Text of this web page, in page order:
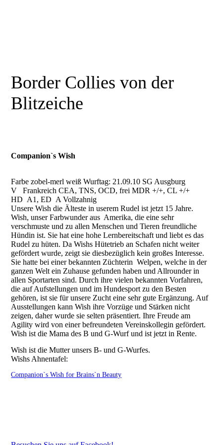
Border Collies von der
Blitzeiche
Companion`s Wish
Farbe zobel-merl weiß Wurftag: 21.09.10 SG Ausgburg
V Frankreich CEA, TNS, OCD, frei MDR +/+, CL +/+
HD A1, ED A Vollzahnig
Unsere Wish die Älteste in userem Rudel ist jetzt 15 Jahre.
Wish, unser Farbwunder aus Amerika, die eine sehr
verschmuste und zu allen Menschen und Tieren freundliche
Hündin ist. Sie hat eine hohe Lernbereitschaft und liebt es das
Rudel zu hüten. Da Wishs Hütetrieb an Schafen nicht weiter
gefördert wurde, zeigt sie diesbezüglich kein großes Interesse.
Sie hatte bei einer bekannten Züchterin Welpen, welche in der
ganzen Welt ein Zuhause gefunden haben und Allrounder in
allen Sportarten sind. Durch ihre vielen bekannten Vorfahren,
die auf Aufstellungen und im Hundesport zu den Besten
gehören, ist sie für unsere Zucht eine sehr gute Ergänzung. Auf
Ausstellungen kann Wish ihre Vorzüge und Stärken nicht
zeigen, daher wurde sie selten präsentiert. Ihre Freude am
Agility wird von einer befreundeten Vereinskollegin gefördert.
Wish ist die Mama des B und G-Wurf und ist jetzt in Rente.
Wish ist die Mutter unsers B- und G-Wurfes.
Wishs Ahnentafel:
Companion`s Wish for Brains`n Beauty